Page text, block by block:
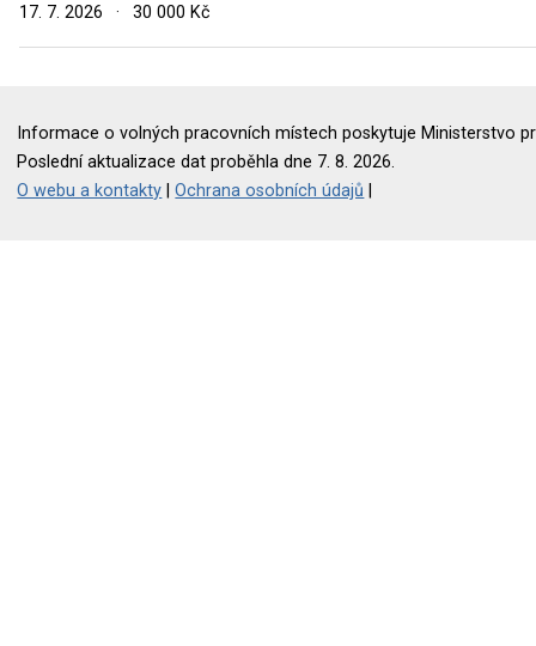
17. 7. 2026
· 30 000 Kč
Informace o volných pracovních místech poskytuje Ministerstvo
Poslední aktualizace dat proběhla dne 7. 8. 2026.
O webu a kontakty |Ochrana osobních údajů